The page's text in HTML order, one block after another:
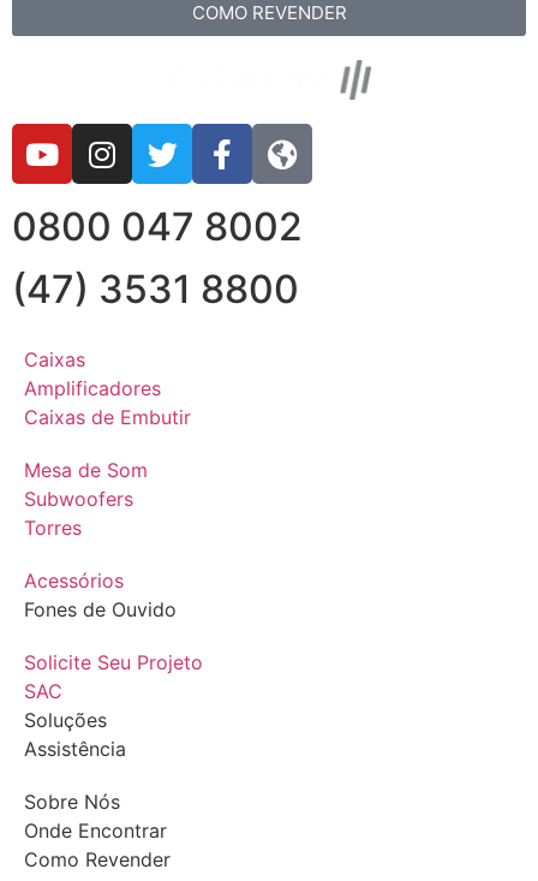
COMO REVENDER
0800 047 8002
(47) 3531 8800
Caixas
Amplificadores
Caixas de Embutir
Mesa de Som
Subwoofers
Torres
Acessórios
Fones de Ouvido
Solicite Seu Projeto
SAC
Soluções
Assistência
Sobre Nós
Onde Encontrar
Como Revender